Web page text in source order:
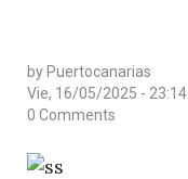
by Puertocanarias
Vie, 16/05/2025 - 23:14
0 Comments